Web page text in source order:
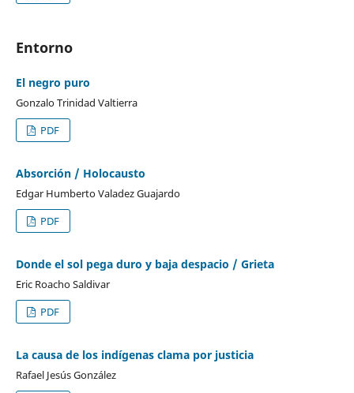
Entorno
El negro puro
Gonzalo Trinidad Valtierra
PDF
Absorción / Holocausto
Edgar Humberto Valadez Guajardo
PDF
Donde el sol pega duro y baja despacio / Grieta
Eric Roacho Saldivar
PDF
La causa de los indígenas clama por justicia
Rafael Jesús González